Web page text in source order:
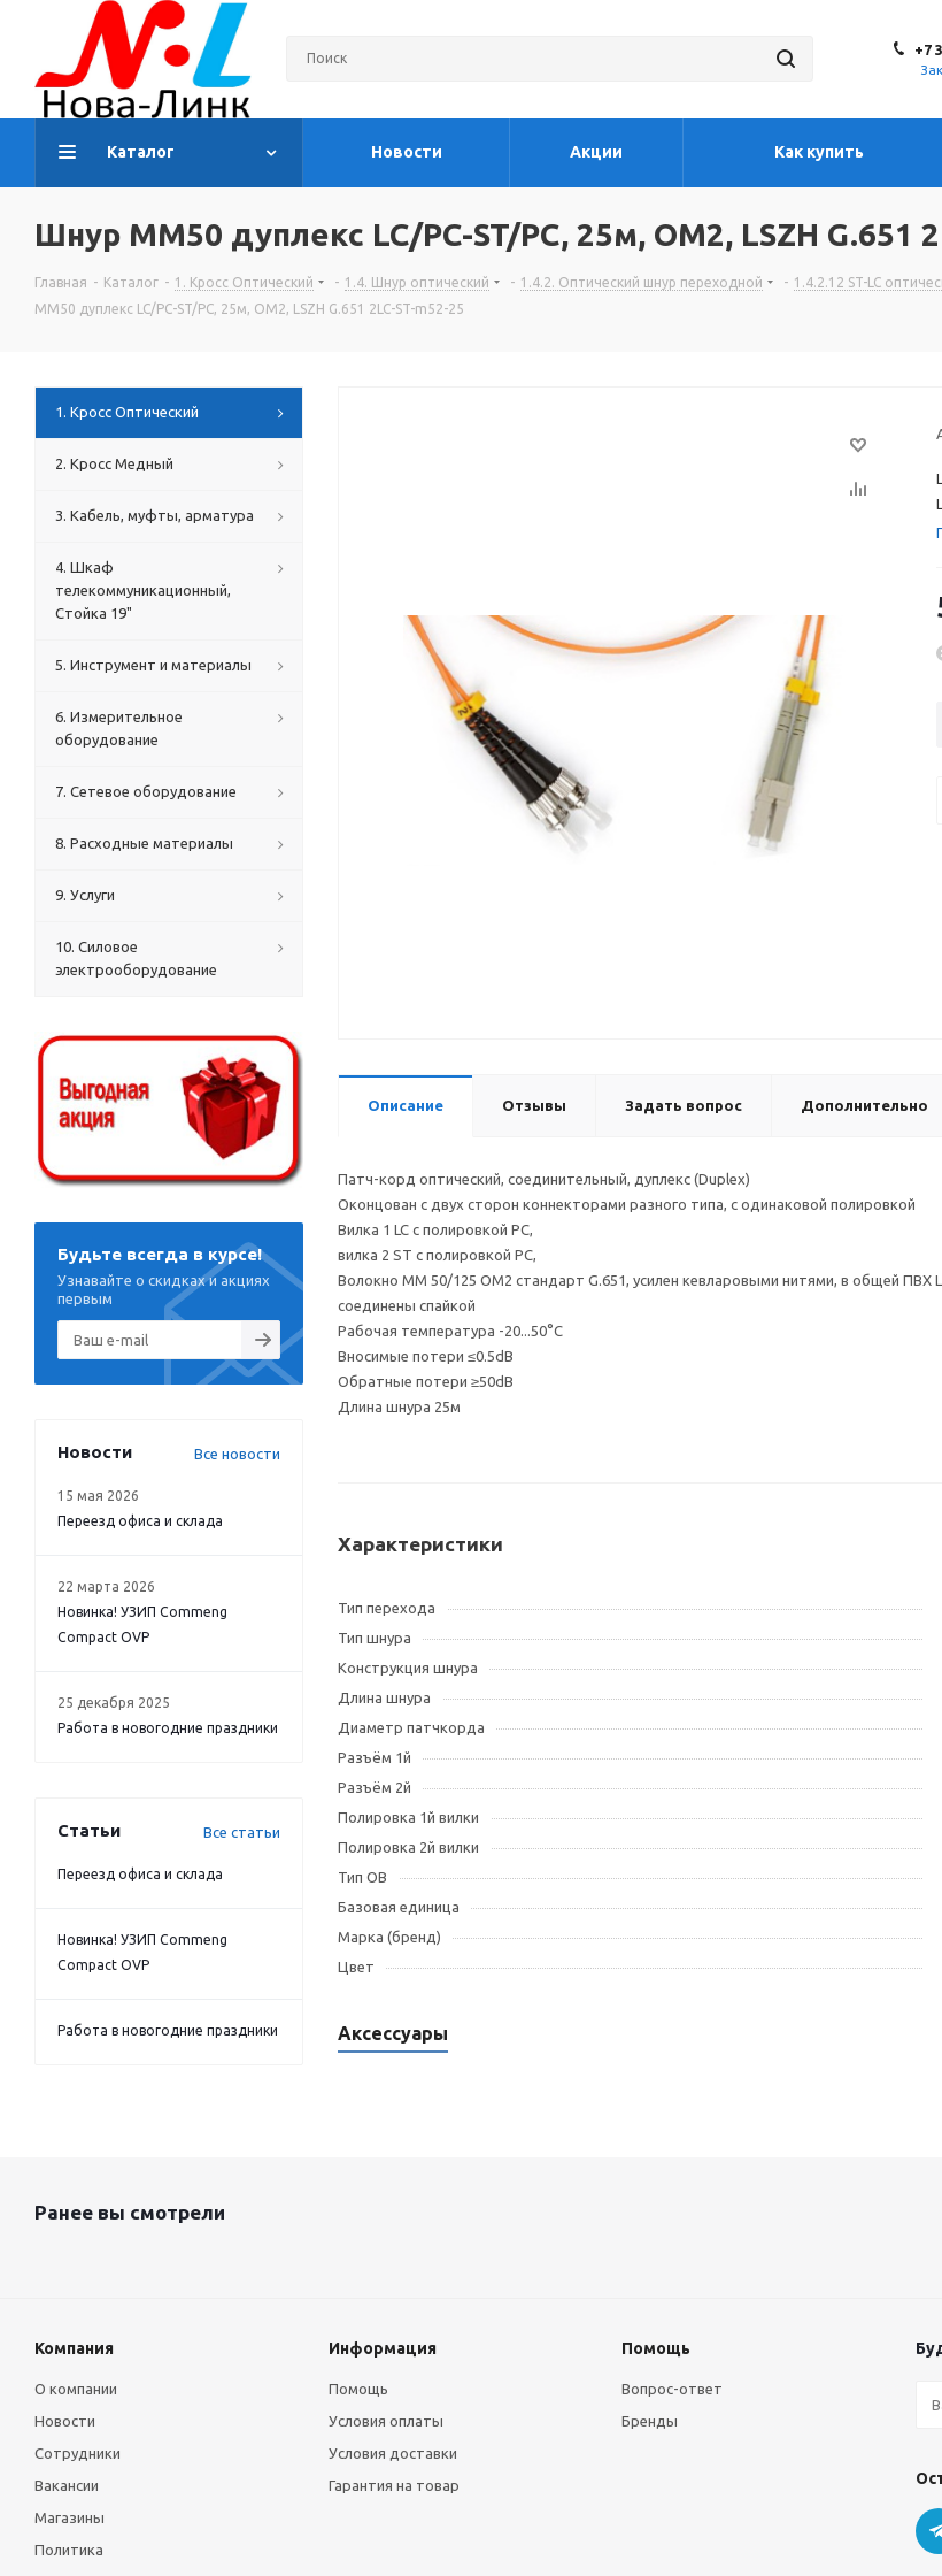
+7
Каталог Новости Акции Как купить
Шнур MM50 дуплекс LC/PC-ST/PC, 25м, OM2, LSZH G.651
Главная - Каталог - 1. Кросс Оптический - 1.4. Шнур оптический - 1.4.2. Оптический шнур переходной - 1.4.2.12 ST-LC
MM50 дуплекс LC/PC-ST/PC, 25м, OM2, LSZH G.651 2LC-ST-m52-25
Описание Отзывы Задать вопрос Дополнительно
Патч-корд оптический, соединительный, дуплекс (Duplex)
Оконцован с двух сторон коннекторами разного типа, с одинаковой полировкой
Вилка 1 LC с полировкой PC,
вилка 2 ST с полировкой PC,
Волокно MM 50/125 OM2 стандарт G.651, усилен кевларовыми нитями, в общей
соединены спайкой
Рабочая температура -20...50°С
Вносимые потери ≤0.5dB
Обратные потери ≥50dB
Длина шнура 25м
Характеристики
Тип перехода
Тип шнура
Конструкция шнура
Длина шнура
Диаметр патчкорда
Разъём 1й
Разъём 2й
Полировка 1й вилки
Полировка 2й вилки
Тип OB
Базовая единица
Марка (бренд)
Цвет
Аксессуары
1. Кросс Оптический
2. Кросс Медный
3. Кабель, муфты, арматура
4. Шкаф
телекоммуникационный,
Стойка 19"
5. Инструмент и материалы
6. Измерительное
оборудование
7. Сетевое оборудование
8. Расходные материалы
9. Услуги
10. Силовое
электрооборудование
Будьте всегда в курсе!
Узнавайте о скидках и акциях
первым
Новости Все новости
15 мая 2026
Переезд офиса и склада
22 марта 2026
Новинка! УЗИП Commeng
Compact OVP
25 декабря 2025
Работа в новогодние праздники
Статьи Все статьи
Переезд офиса и склада
Новинка! УЗИП Commeng
Compact OVP
Работа в новогодние праздники
Ранее вы смотрели
Компания
О компании
Новости
Сотрудники
Вакансии
Магазины
Политика
Информация
Помощь
Условия оплаты
Условия доставки
Гарантия на товар
Помощь
Вопрос-ответ
Бренды